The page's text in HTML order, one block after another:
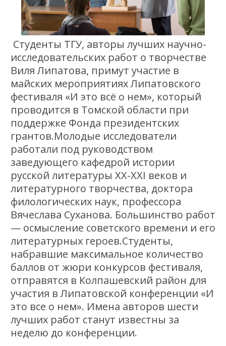
Студенты ТГУ, авторы лучших научно-
исследовательских работ о творчестве
Виля Липатова, примут участие в
майских мероприятиях Липатовского
фестиваля «И это всё о нем», который
проводится в Томской области при
поддержке Фонда президентских
грантов.Молодые исследователи
работали под руководством
заведующего кафедрой истории
русской литературы ХХ-XXI веков и
литературного творчества, доктора
филологических наук, профессора
Вячеслава Суханова. Большинство работ
— осмысление советского времени и его
литературных героев.Студенты,
набравшие максимальное количество
баллов от жюри конкурсов фестиваля,
отправятся в Колпашевский район для
участия в Липатовской конференции «И
это все о нем». Имена авторов шести
лучших работ станут известны за
неделю до конференции.